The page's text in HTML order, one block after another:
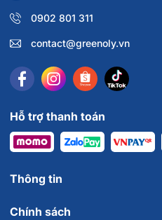
0902 801 311
contact@greenoly.vn
Hỗ trợ thanh toán
Thông tin
Chính sách